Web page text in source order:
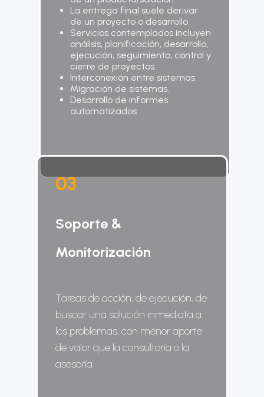
La entrega final suele derivar
de un proyecto o desarrollo.
Servicios contemplados incluyen
análisis, planificación, desarrollo,
ejecución, seguimiento, control y
cierre de proyectos.
Interconexión entre sistemas.
Migración de sistemas.
Desarrollo de informes
automatizados.
03
Soporte &
Monitorización
Tareas de acción, de ejecución, de
buscar una solución inmediata a
los problemas, con menor aporte
de valor que la consultoría o la
asesoría.